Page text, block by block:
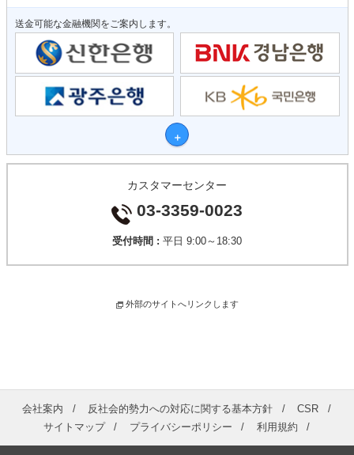
送金可能な金融機関をご案内します。
カスタマーセンター
03-3359-0023
受付時間 : 平日 9:00～18:30
外部のサイトへリンクします
会社案内 反社会的勢力への対応に関する基本方針
CSR
サイトマップ
プライバシーポリシー 利用規約